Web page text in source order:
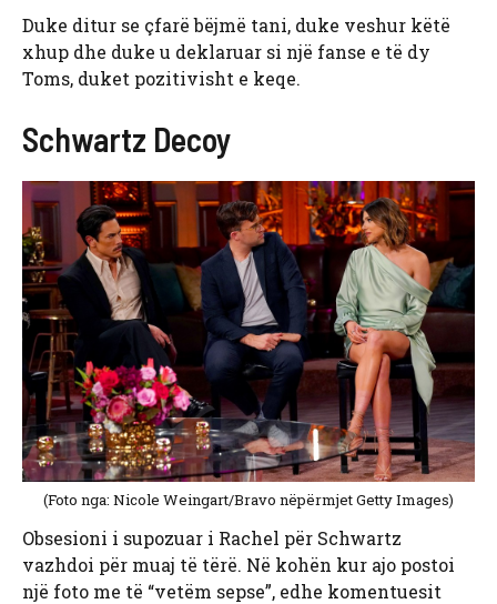
Duke ditur se çfarë bëjmë tani, duke veshur këtë
xhup dhe duke u deklaruar si një fanse e të dy
Toms, duket pozitivisht e keqe.
Schwartz Decoy
(Foto nga: Nicole Weingart/Bravo nëpërmjet Getty Images)
Obsesioni i supozuar i Rachel për Schwartz
vazhdoi për muaj të tërë. Në kohën kur ajo postoi
një foto me të “vetëm sepse”, edhe komentuesit